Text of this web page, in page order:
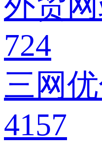
724
三网
4157